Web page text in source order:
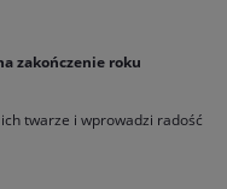
zakończenie roku
twarze i wprowadzi radość